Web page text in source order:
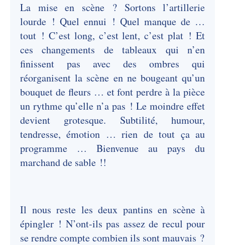
La mise en scène ? Sortons l’artillerie
lourde ! Quel ennui ! Quel manque de …
tout ! C’est long, c’est lent, c’est plat ! Et
ces changements de tableaux qui n’en
finissent pas avec des ombres qui
réorganisent la scène en ne bougeant qu’un
bouquet de fleurs … et font perdre à la pièce
un rythme qu’elle n’a pas ! Le moindre effet
devient grotesque. Subtilité, humour,
tendresse, émotion … rien de tout ça au
programme … Bienvenue au pays du
marchand de sable !!
Il nous reste les deux pantins en scène à
épingler ! N’ont-ils pas assez de recul pour
se rendre compte combien ils sont mauvais ?